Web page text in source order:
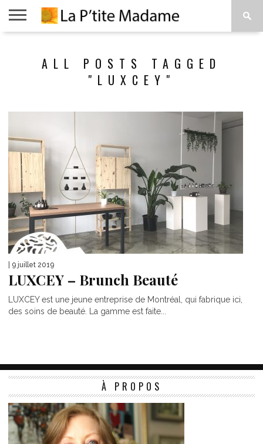
VIVRE
PROPOSALL POSTS TAGGED
"LUXCEY"
| 9 juillet 2019
LUXCEY – Brunch Beauté
LUXCEY est une jeune entreprise de Montréal, qui fabrique ici,
des soins de beauté. La gamme est faite...
À PROPOS